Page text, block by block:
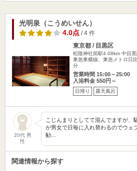
光明泉（こうめいせん）
4.0点/ 4 件
東京都 / 目黒区
松陰神社前駅4.08km 中目
東急東横線、東急メトロ日
分
営業時間 15:00～25:00
入浴料金 550円～
日帰り 露天風呂
20代 男
性
こじんまりとしてて混んでますが、
が男女で日毎に入れ替わるのでウェ
勧…
関連情報から探す